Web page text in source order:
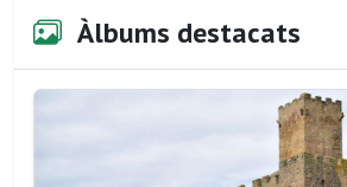
Àlbums destacats